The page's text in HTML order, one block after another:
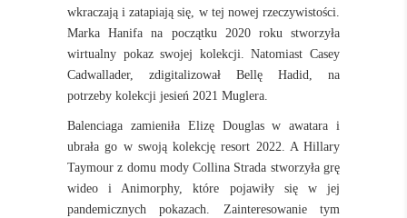
wkraczają i zatapiają się, w tej nowej rzeczywistości.
Marka Hanifa na początku 2020 roku stworzyła
wirtualny pokaz swojej kolekcji. Natomiast Casey
Cadwallader, zdigitalizował Bellę Hadid, na
potrzeby kolekcji jesień 2021 Muglera.
Balenciaga zamieniła Elizę Douglas w awatara i
ubrała go w swoją kolekcję resort 2022. A Hillary
Taymour z domu mody Collina Strada stworzyła grę
wideo i Animorphy, które pojawiły się w jej
pandemicznych pokazach. Zainteresowanie tym